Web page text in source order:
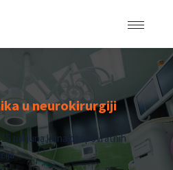
u neurokirurgiji
milijuna kuna bespovratnih